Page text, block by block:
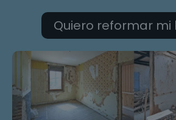
Quiero reformar mi